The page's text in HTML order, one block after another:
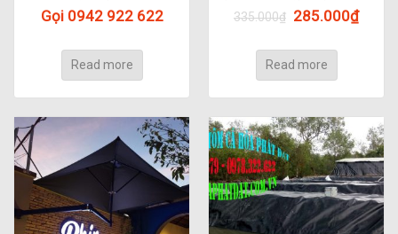
Gọi 0942 922 622
Read more
335.000₫ 285.000₫
Read more